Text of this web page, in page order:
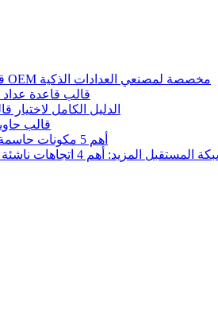
قالب مبيت عداد الطاقة المخصص: حلول OEM مخصصة لمصنعي العدادات الذكية
قالب قاعدة عداد
الدليل الكامل
قالب
أهم 5 مكونات حاسمة تحدد دقة وطول عمر أجهزة قياس الطاقة الحديثة